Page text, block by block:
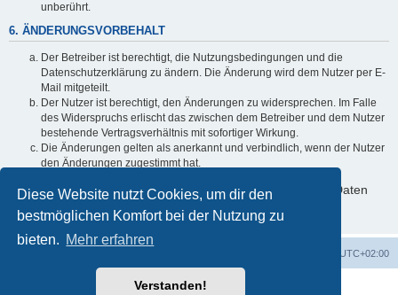
Diese Website nutzt Cookies, um dir den
bestmöglichen Komfort bei der Nutzung zu
bieten. Mehr erfahren
Verstanden!
unberührt.
6. ÄNDERUNGSVORBEHALT
Der Betreiber ist berechtigt, die Nutzungsbedingungen und die
Datenschutzerklärung zu ändern. Die Änderung wird dem Nutzer per E-
Mail mitgeteilt.
Der Nutzer ist berechtigt, den Änderungen zu widersprechen. Im Falle
des Widerspruchs erlischt das zwischen dem Betreiber und dem Nutzer
bestehende Vertragsverhältnis mit sofortiger Wirkung.
Die Änderungen gelten als anerkannt und verbindlich, wenn der Nutzer
den Änderungen zugestimmt hat.
Informationen über den Umgang mit deinen persönlichen Daten
sind in der Datenschutzerklärung enthalten.
UTC+02:00
Powered byphpBB® Forum Software © phpBB Limited